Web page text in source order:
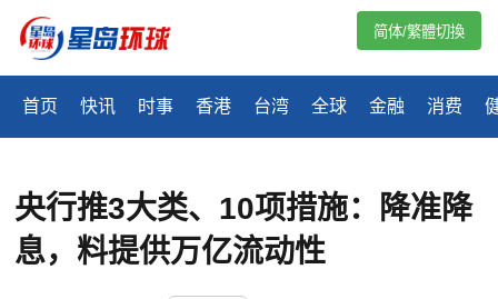
首页 快讯 时事 香港 台湾 全球 金融 消费
简体/繁體切換
央行推3大类、10项措施：降准降
息，料提供万亿流动性